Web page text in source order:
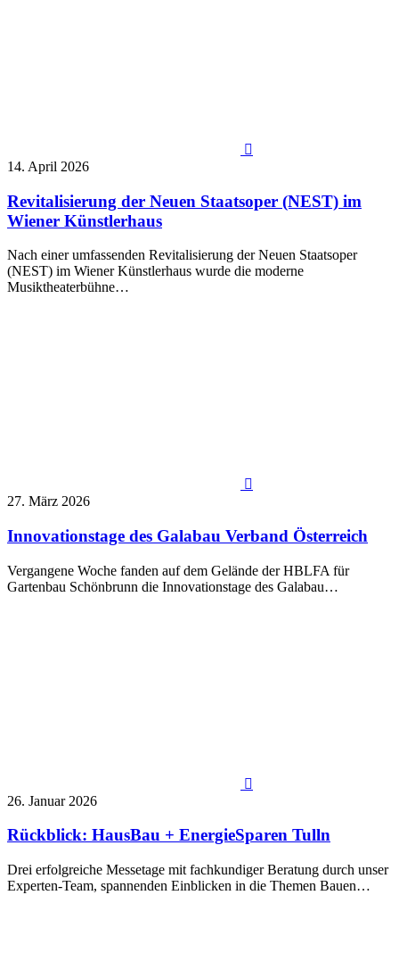

14. April 2026
Revitalisierung der Neuen Staatsoper (NEST) im
Wiener Künstlerhaus
Nach einer umfassenden Revitalisierung der Neuen Staatsoper
(NEST) im Wiener Künstlerhaus wurde die moderne
Musiktheaterbühne…

27. März 2026
Innovationstage des Galabau Verband Österreich
Vergangene Woche fanden auf dem Gelände der HBLFA für
Gartenbau Schönbrunn die Innovationstage des Galabau…

26. Januar 2026
Rückblick: HausBau + EnergieSparen Tulln
Drei erfolgreiche Messetage mit fachkundiger Beratung durch unser
Experten-Team, spannenden Einblicken in die Themen Bauen…